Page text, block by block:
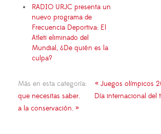
RADIO URJC presenta un
nuevo programa de
Frecuencia Deportiva: El
Atleti eliminado del
Mundial, ¿De quién es la
culpa?
Más en esta categoría:
« Juegos olímpicos
que necesitas saber.
Día internacional del
a la conservación. »